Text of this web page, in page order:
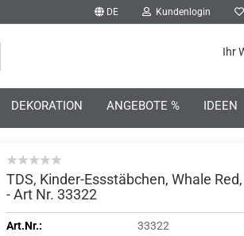
DE Kundenlogin
Konto erstellen
Ihr
DEKORATION ANGEBOTE % IDEEN
TDS, Kinder-Essstäbchen, Whale
- Art Nr. 33322
Art.Nr.:
33322